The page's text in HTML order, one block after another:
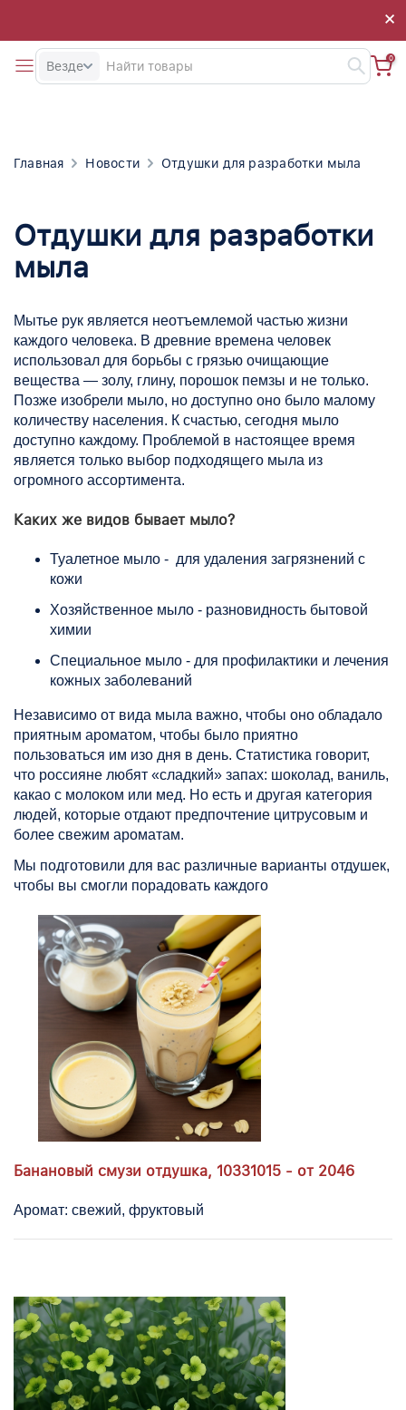
×
×
Везде
0
Главная Новости Отдушки для разработки мыла
Отдушки для разработки
мыла
Мытье рук является неотъемлемой частью жизни
каждого человека. В древние времена человек
использовал для борьбы с грязью очищающие
вещества — золу, глину, порошок пемзы и не только.
Позже изобрели мыло, но доступно оно было малому
количеству населения. К счастью, сегодня мыло
доступно каждому. Проблемой в настоящее время
является только выбор подходящего мыла из
огромного ассортимента.
Каких же видов бывает мыло?
Туалетное мыло - для удаления загрязнений с
кожи
Хозяйственное мыло - разновидность бытовой
химии
Специальное мыло - для профилактики и лечения
кожных заболеваний
Независимо от вида мыла важно, чтобы оно обладало
приятным ароматом, чтобы было приятно
пользоваться им изо дня в день. Статистика говорит,
что россияне любят «сладкий» запах: шоколад, ваниль,
какао с молоком или мед. Но есть и другая категория
людей, которые отдают предпочтение цитрусовым и
более свежим ароматам.
Мы подготовили для вас различные варианты отдушек,
чтобы вы смогли порадовать каждого
Банановый смузи отдушка, 10331015 - от 2046
Аромат: свежий, фруктовый